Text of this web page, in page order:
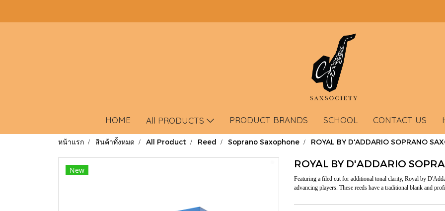
HOME All PRODUCTS PRODUCT BRANDS SCHOOL CONTACT US
หน้าแรก สินค้าทั้งหมด All Product Reed Soprano Saxophone ROYAL BY D'ADDARIO SOPRANO
New
ROYAL BY D'ADDARIO
Featuring a filed cut for additional tonal clarity, Royal by
advancing players. These reeds have a traditional blank and